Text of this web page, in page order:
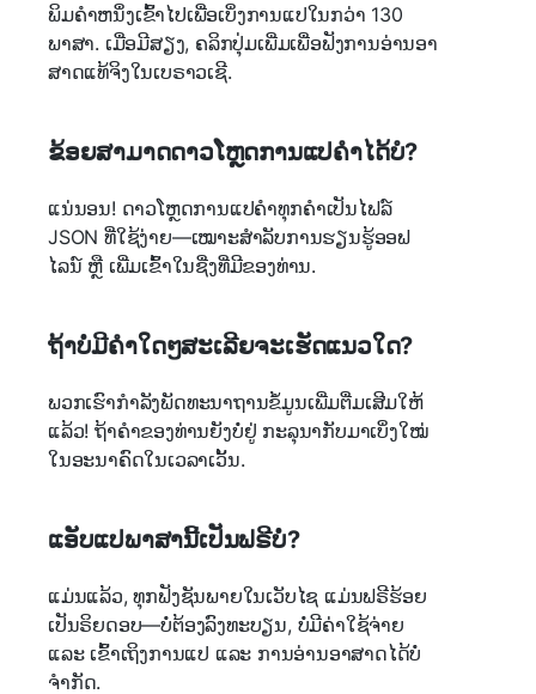
ພິມຄຳຫນຶ່ງເຂົ້າໄປເພື່ອເບິ່ງການແປໃນກວ່າ 130
ພາສາ. ເມື່ອມີສຽງ, ຄລິກປຸ່ມເພີ່ມເພື່ອຟັງການອ່ານອາ
ສາດແທ້ຈິງໃນເບຣາວເຊີ.
ຂ້ອຍສາມາດດາວໂຫຼດການແປຄຳໄດ້ບໍ?
ແນ່ນອນ! ດາວໂຫຼດການແປຄຳທຸກຄຳເປັນໄຟລ໌
JSON ທີ່ໃຊ້ງ່າຍ—ເໝາະສໍາລັບການຮຽນຮູ້ອອຟ
ໄລນ໌ ຫຼື ເພີ່ມເຂົ້າໃນຊື່ງທີ່ມີຂອງທ່ານ.
ຖ້າບໍ່ມີຄຳໃດໆສະເລີຍຈະເຮັດແນວໃດ?
ພວກເຮົາກຳລັງພັດທະນາຖານຂໍ້ມູນເພີ່ມຕື່ມເສີມໃຫ້
ແລ້ວ! ຖ້າຄຳຂອງທ່ານຍັງບໍ່ຢູ່ ກະລຸນາກັບມາເບິ່ງໃໝ່
ໃນອະນາຄົດໃນເວລາເວັ້ນ.
ແອັບແປພາສານີ້ເປັນຟຣີບໍ່?
ແມ່ນແລ້ວ, ທຸກຟັງຊັນພາຍໃນເວັບໄຊ ແມ່ນຟຣີຮ້ອຍ
ເປັນຣິຍດອບ—ບໍ່ຕ້ອງລົງທະບຽນ, ບໍ່ມີຄ່າໃຊ້ຈ່າຍ
ແລະ ເຂົ້າເຖິງການແປ ແລະ ການອ່ານອາສາດໄດ້ບໍ່
ຈຳກັດ.